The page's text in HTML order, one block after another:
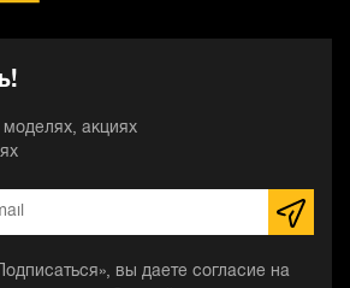
акциях
вы даете согласие на